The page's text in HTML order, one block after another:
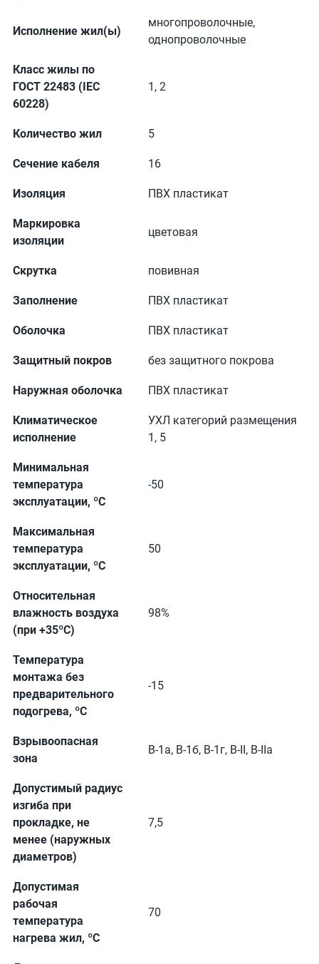
Исполнение жил(ы)
многопроволочные,
однопроволочные
Класс жилы по
ГОСТ 22483 (IEC
60228)
1, 2
Количество жил 5
Сечение кабеля 16
Изоляция ПВХ пластикат
Маркировка
изоляции
цветовая
Скрутка повивная
Заполнение ПВХ пластикат
Оболочка ПВХ пластикат
Защитный покров без защитного покрова
Наружная оболочка ПВХ пластикат
Климатическое
исполнение
УХЛ категорий размещения
1, 5
Минимальная
температура
эксплуатации, ºС
-50
Максимальная
температура
эксплуатации, ºС
50
Относительная
влажность воздуха
(при +35ºС)
98%
Температура
монтажа без
предварительного
подогрева, ºС
-15
Взрывоопасная
зона
В-1а, В-1б, В-1г, В-II, В-IIа
Допустимый радиус
изгиба при
прокладке, не
менее (наружных
диаметров)
7,5
Допустимая
рабочая
температура
нагрева жил, ºС
70